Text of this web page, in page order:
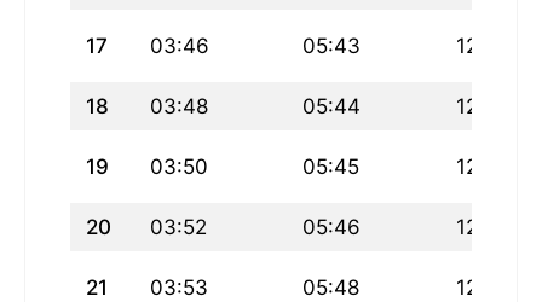
17 03:46 05:43 12:44
18 03:48 05:44 12:44
19 03:50 05:45 12:44
20 03:52 05:46 12:44
21 03:53 05:48 12:43